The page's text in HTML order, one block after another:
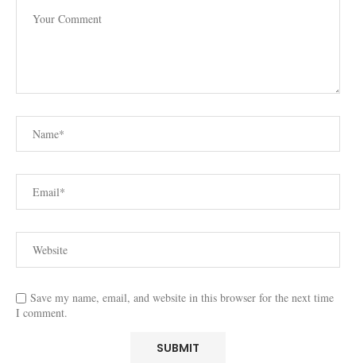
Save my name, email, and website in this browser for the next time
I comment.